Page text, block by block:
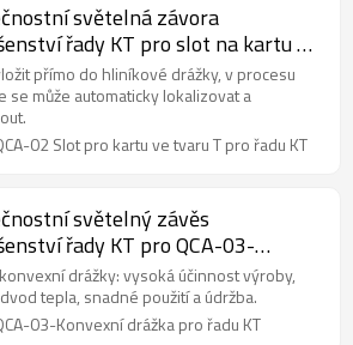
světelná závora
řady KT pro slot na kartu ve
QCA-02
přímo do hliníkové drážky, v procesu
se může automaticky lokalizovat a
02 Slot pro kartu ve tvaru T pro řadu KT
světelný závěs
řady KT pro QCA-03-
drážkadrážky: vysoká účinnost výroby,
tepla, snadné použití a údržba.
03-Konvexní drážka pro řadu KT